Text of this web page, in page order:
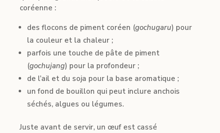
coréenne :
des flocons de piment coréen (gochugaru) pour
la couleur et la chaleur ;
parfois une touche de pâte de piment
(gochujang) pour la profondeur ;
de l’ail et du soja pour la base aromatique ;
un fond de bouillon qui peut inclure anchois
séchés, algues ou légumes.
Juste avant de servir, un œuf est cassé